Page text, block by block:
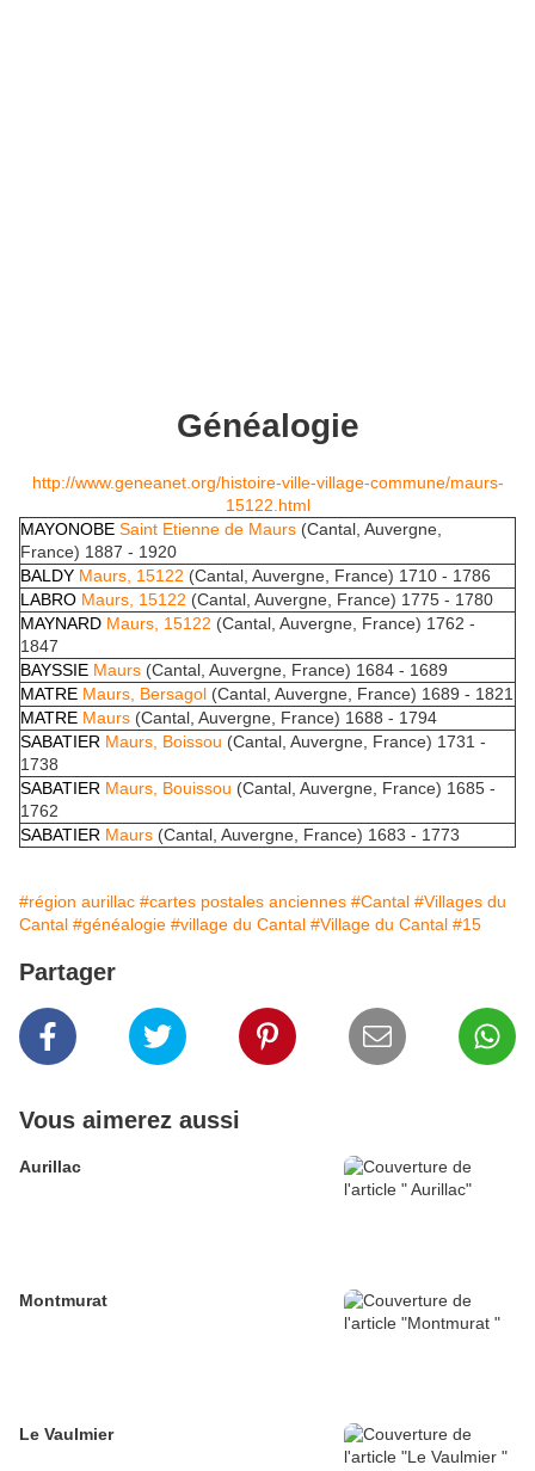
Généalogie
http://www.geneanet.org/histoire-ville-village-commune/maurs-
15122.html
MAYONOBE Saint Etienne de Maurs (Cantal, Auvergne,
France) 1887 - 1920
BALDY Maurs, 15122 (Cantal, Auvergne, France) 1710 - 1786
LABRO Maurs, 15122 (Cantal, Auvergne, France) 1775 - 1780
MAYNARD Maurs, 15122 (Cantal, Auvergne, France) 1762 -
1847
BAYSSIE Maurs (Cantal, Auvergne, France) 1684 - 1689
MATRE Maurs, Bersagol (Cantal, Auvergne, France) 1689 - 1821
MATRE Maurs (Cantal, Auvergne, France) 1688 - 1794
SABATIER Maurs, Boissou (Cantal, Auvergne, France) 1731 -
1738
SABATIER Maurs, Bouissou (Cantal, Auvergne, France) 1685 -
1762
SABATIER Maurs (Cantal, Auvergne, France) 1683 - 1773
#région aurillac #cartes postales anciennes #Cantal #Villages du
Cantal #généalogie #village du Cantal #Village du Cantal #15
Partager
Vous aimerez aussi
Aurillac
Montmurat
Le Vaulmier